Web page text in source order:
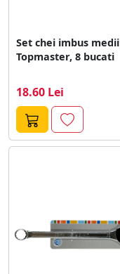
Set chei imbus medii
Topmaster, 8 bucati
18.60 Lei